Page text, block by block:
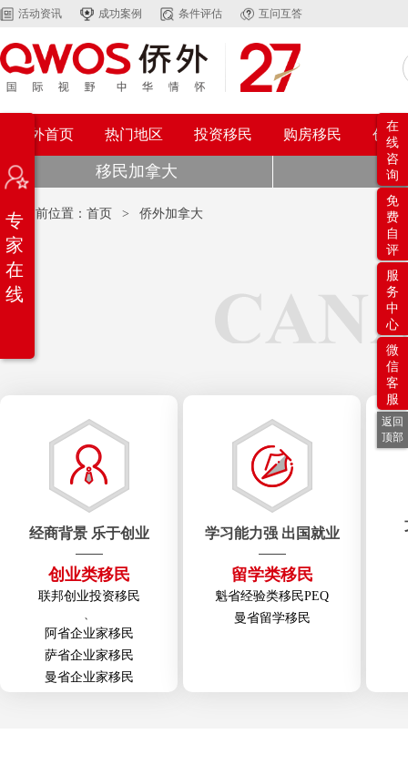
活动资讯 成功案例 条件评估 互问互答
侨外首页 热门地区 投资移民 购房移民 创业
移民加拿大 成
当前位置： 首页 > 侨外加拿大
经商背景 乐于创业
创业类移民
联邦创业投资移民
、
阿省企业家移民
萨省企业家移民
曼省企业家移民
学习能力强 出国就业
留学类移民
魁省经验类移民PEQ
曼省留学移民
专
家
在
线
在
线
咨
询
免
费
自
评
服
务
中
心
微
信
客
服
返回
顶部